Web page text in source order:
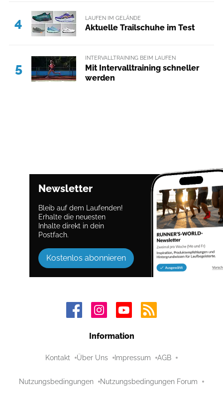
4 LAUFEN IM GELÄNDE
Aktuelle Trailschuhe im Test
5
INTERVALLTRAINING BEIM LAUFEN
Mit Intervalltraining schneller
werden
Newsletter
Bleib auf dem Laufenden!
Erhalte die neuesten
Inhalte direkt in dein
Postfach.
Kostenlos abonnieren
Information
Kontakt Über Uns Impressum AGB
Nutzungsbedingungen Nutzungsbedingungen Forum